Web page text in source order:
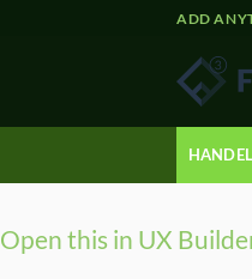
ADD
Open this in UX